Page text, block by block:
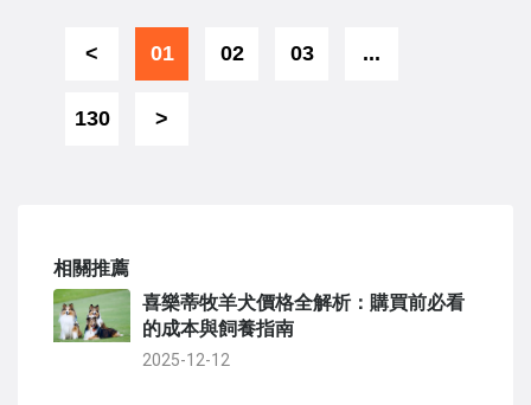
< 01 02 03 ...
130 >
相關推薦
喜樂蒂牧羊犬價格全解析：購買前必看
的成本與飼養指南
2025-12-12